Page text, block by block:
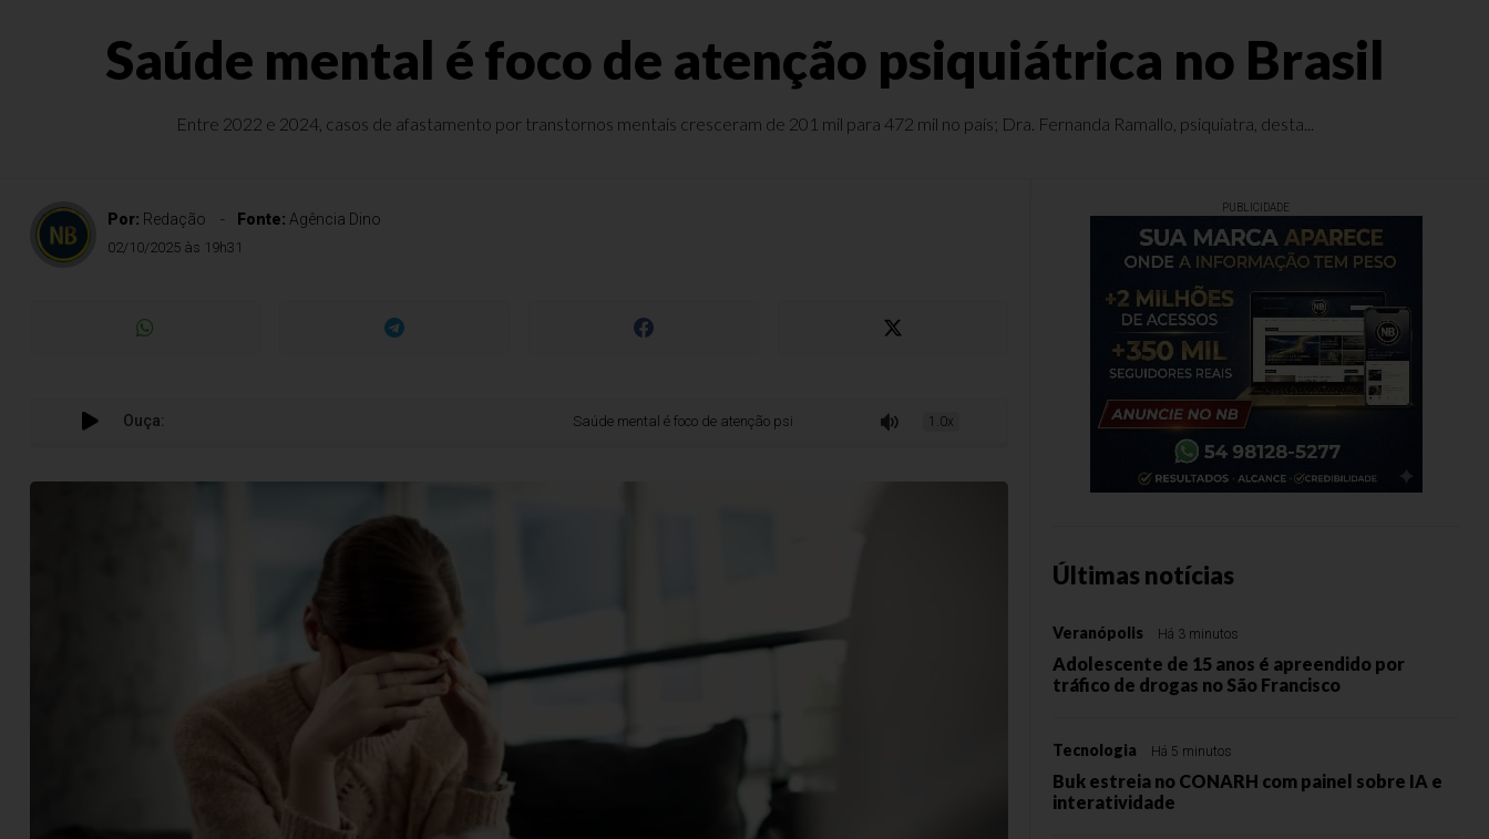
Saúde mental é foco de atenção psiquiátrica no Brasil
Entre 2022 e 2024, casos de afastamento por transtornos mentais cresceram de 201 mil para 472 mil no país; Dra. Fernanda Ramallo, psiquiatra, desta...
Por: Redação Fonte: Agência Dino
02/10/2025 às 19h31
Ouça: Saúde mental é foco de atenção psiquiátrica no Brasil 1.0x
PUBLICIDADE
Últimas notícias
Veranópolis Há 3 minutos
Adolescente de 15 anos é apreendido por
tráfico de drogas no São Francisco
Tecnologia Há 5 minutos
Buk estreia no CONARH com painel sobre IA e
interatividade